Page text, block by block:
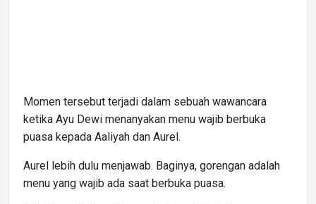
Momen tersebut terjadi dalam sebuah wawancara
ketika Ayu Dewi menanyakan menu wajib berbuka
puasa kepada Aaliyah dan Aurel.
Aurel lebih dulu menjawab. Baginya, gorengan adalah
menu yang wajib ada saat berbuka puasa.